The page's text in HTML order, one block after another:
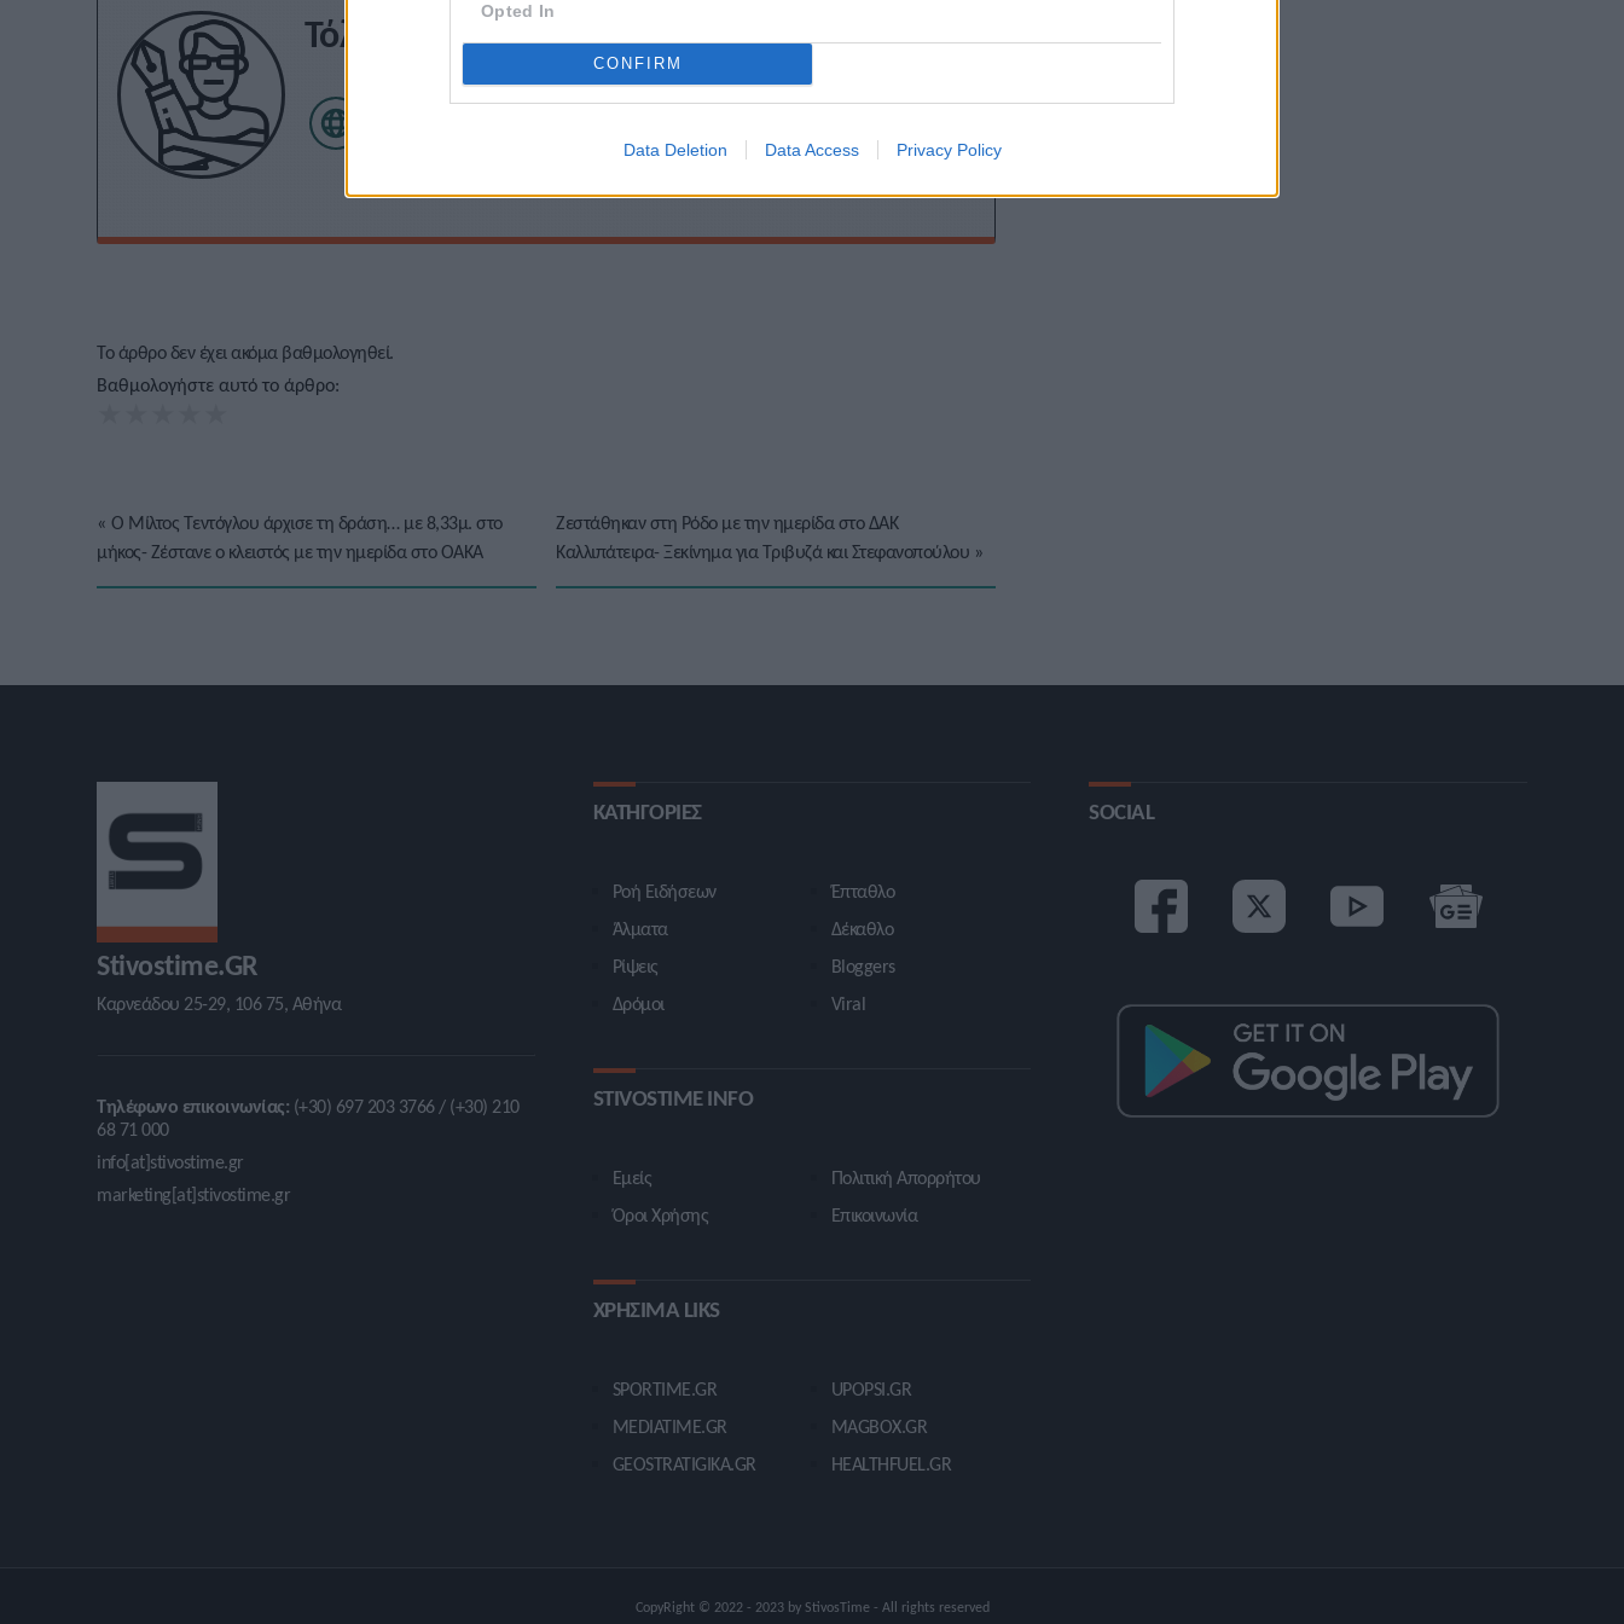
Opted In
CONFIRM
Data Deletion Data Access Privacy Policy
Τόλης Λελεκίδης
Το άρθρο δεν έχει ακόμα βαθμολογηθεί.
Βαθμολογήστε αυτό το άρθρο:
« Ο Μίλτος Τεντόγλου άρχισε τη δράση… με 8,33μ. στο
μήκος- Ζέστανε ο κλειστός με την ημερίδα στο ΟΑΚΑ
Ζεστάθηκαν στη Ρόδο με την ημερίδα στο ΔΑΚ
Καλλιπάτειρα- Ξεκίνημα για Τριβυζά και Στεφανοπούλου »
Stivostime.GR
Καρνεάδου 25-29, 106 75, Αθήνα
Τηλέφωνο επικοινωνίας: (+30) 697 203 3766 / (+30) 210
68 71 000
info[at]stivostime.gr
marketing[at]stivostime.gr
ΚΑΤΗΓΟΡΙΕΣ
Ροή Ειδήσεων
Άλματα
Ρίψεις
Δρόμοι
Έπταθλο
Δέκαθλο
Bloggers
Viral
STIVOSTIME INFO
Εμείς
Όροι Χρήσης
Πολιτική Απορρήτου
Επικοινωνία
ΧΡΗΣΙΜΑ LIKS
SPORTIME.GR
MEDIATIME.GR
GEOSTRATIGIKA.GR
UPOPSI.GR
MAGBOX.GR
HEALTHFUEL.GR
SOCIAL
CopyRight © 2022 - 2023 by StivosTime - All rights reserved